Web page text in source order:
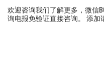
欢迎咨询我们了解更多，微信
询电报免验证直接咨询。 添加